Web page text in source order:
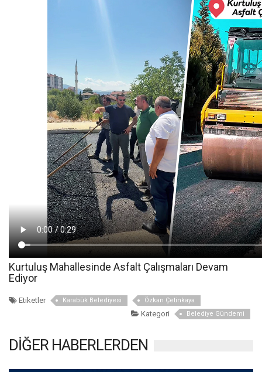
Kurtuluş Mahallesinde Asfalt Çalışmaları Devam
Ediyor
Etiketler Karabük Belediyesi Özkan Çetinkaya
Kategori Belediye Gündemi
DİĞER HABERLERDEN